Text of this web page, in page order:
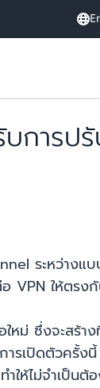
การป
ระหว่าง
VPN ให้ตร
ม่ ซึ่งจะสร้
ปิดตัวครั้ง
ให้ไม่จำเป็